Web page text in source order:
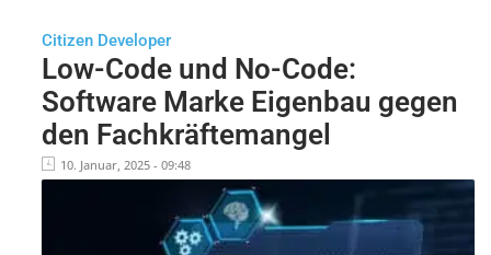
Citizen Developer
Low-Code und No-Code:
Software Marke Eigenbau gegen
den Fachkräftemangel
10. Januar, 2025 - 09:48